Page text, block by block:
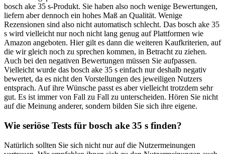
bosch ake 35 s-Produkt. Sie haben also noch wenige Bewertungen,
liefern aber dennoch ein hohes Maß an Qualität. Wenige
Rezensionen sind also nicht automatisch schlecht. Das bosch ake 35
s wird vielleicht nur noch nicht lang genug auf Plattformen wie
Amazon angeboten. Hier gilt es dann die weiteren Kaufkriterien, auf
die wir gleich noch zu sprechen kommen, in Betracht zu ziehen.
Auch bei den negativen Bewertungen müssen Sie aufpassen.
Vielleicht wurde das bosch ake 35 s einfach nur deshalb negativ
bewertet, da es nicht den Vorstellungen des jeweiligen Nutzers
entsprach. Auf ihre Wünsche passt es aber vielleicht trotzdem sehr
gut. Es ist immer von Fall zu Fall zu unterscheiden. Hören Sie nicht
auf die Meinung anderer, sondern bilden Sie sich ihre eigene.
Wie seriöse Tests für bosch ake 35 s finden?
Natürlich sollten Sie sich nicht nur auf die Nutzermeinungen